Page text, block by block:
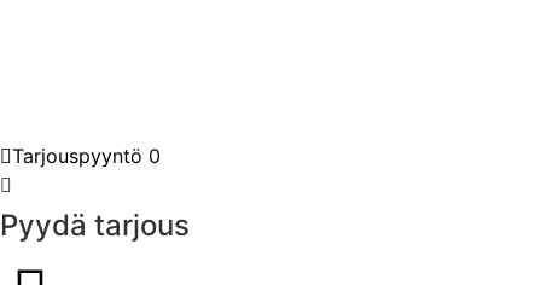
Tarjouspyyntö 0
Pyydä tarjous